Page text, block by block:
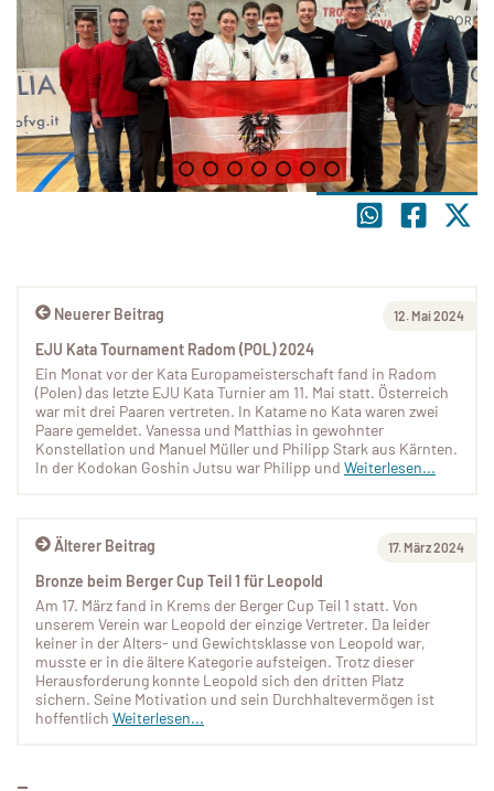
Älterer Beitrag 17. März 2024
Bronze beim Berger Cup Teil 1 für Leopold
Am 17. März fand in Krems der Berger Cup Teil 1 statt. Von
unserem Verein war Leopold der einzige Vertreter. Da leider
keiner in der Alters- und Gewichtsklasse von Leopold war,
musste er in die ältere Kategorie aufsteigen. Trotz dieser
Herausforderung konnte Leopold sich den dritten Platz
sichern. Seine Motivation und sein Durchhaltevermögen ist
hoffentlich Weiterlesen...
Neuerer Beitrag 12. Mai 2024
EJU Kata Tournament Radom (POL) 2024
Ein Monat vor der Kata Europameisterschaft fand in Radom
(Polen) das letzte EJU Kata Turnier am 11. Mai statt. Österreich
war mit drei Paaren vertreten. In Katame no Kata waren zwei
Paare gemeldet. Vanessa und Matthias in gewohnter
Konstellation und Manuel Müller und Philipp Stark aus Kärnten.
In der Kodokan Goshin Jutsu war Philipp und Weiterlesen...